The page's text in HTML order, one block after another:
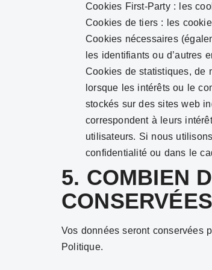
Cookies First-Party : les
Cookies de tiers : les
Cookies nécessaires
les identifiants ou d’autres
Cookies de statistiques, de
lorsque les intérêts ou le
stockés sur des sites web
correspondent à leurs
utilisateurs. Si nous
confidentialité ou dans le
5. COMBIEN
Vos données seront conservées
Politique.